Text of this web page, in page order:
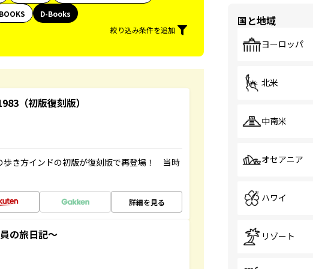
D-Books
絞り込み条件を追加
（初版復刻版）
歩き方インドの初版が復刻版で再登場！ 当時
詳細を見る
の旅日記～
国と地域
ヨーロッパ
北米
中南米
オセアニア
ハワイ
リゾート